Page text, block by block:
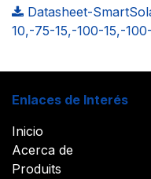
Datasheet-
10,-75-15,-100-15,-
Enlaces de Interés
Inicio
Acerca de
Produits